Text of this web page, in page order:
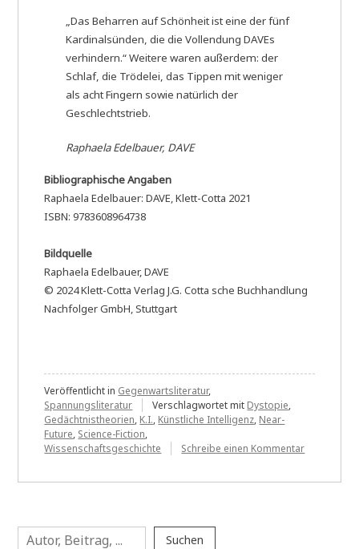
„Das Beharren auf Schönheit ist eine der fünf
Kardinalsünden, die die Vollendung DAVEs
verhindern.“ Weitere waren außerdem: der
Schlaf, die Trödelei, das Tippen mit weniger
als acht Fingern sowie natürlich der
Geschlechtstrieb.
Raphaela Edelbauer, DAVE
Bibliographische Angaben
Raphaela Edelbauer: DAVE, Klett-Cotta 2021
ISBN: 9783608964738
Bildquelle
Raphaela Edelbauer, DAVE
© 2024 Klett-Cotta Verlag J.G. Cotta sche Buchhandlung
Nachfolger GmbH, Stuttgart
Veröffentlicht in Gegenwartsliteratur,
Spannungsliteratur
Verschlagwortet mit Dystopie,
Gedächtnistheorien, K.I., Künstliche Intelligenz, Near-
Future, Science-Fiction,
Wissenschaftsgeschichte
Schreibe einen Kommentarzu
Suchen
Suchen